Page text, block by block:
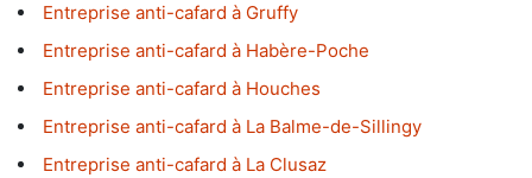
Entreprise anti-cafard à Gruffy
Entreprise anti-cafard à Habère-Poche
Entreprise anti-cafard à Houches
Entreprise anti-cafard à La Balme-de-Sillingy
Entreprise anti-cafard à La Clusaz